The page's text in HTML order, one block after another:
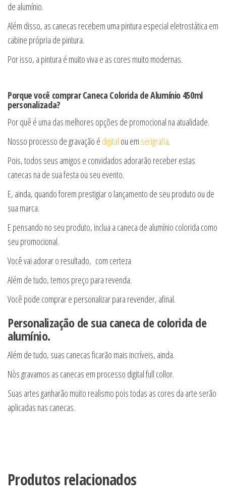
de alumínio.
Além disso, as canecas recebem uma pintura especial eletrostática em
cabine própria de pintura.
Por isso, a pintura é muito viva e as cores muito modernas.
Porque você comprar Caneca Colorida de Alumínio 450ml
personalizada?
Por quê é uma das melhores opções de promocional na atualidade.
Nosso processo de gravação é digital ou em serigrafia.
Pois, todos seus amigos e convidados adorarão receber estas
canecas na de sua festa ou seu evento.
E, ainda, quando forem prestigiar o lançamento de seu produto ou de
sua marca.
E pensando no seu produto, inclua a caneca de alumínio colorida como
seu promocional.
Você vai adorar o resultado, com certeza
Além de tudo, temos preço para revenda.
Você pode comprar e personalizar para revender, afinal.
Personalização de sua caneca de colorida de
alumínio.
Além de tudo, suas canecas ficarão mais incríveis, ainda.
Nòs gravamos as canecas em processo digital full collor.
Suas artes ganharão muito realismo pois todas as cores da arte serão
aplicadas nas canecas.
Produtos relacionados